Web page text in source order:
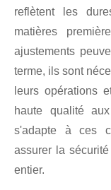
reflètent les
matières
ajustements
terme, ils sont
leurs opérations
haute qualité
s'adapte à ces
assurer la
entier.